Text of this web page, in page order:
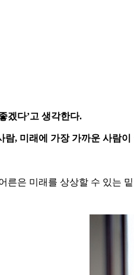
겠다’고 생각한다.
람, 미래에 가장 가까운 사람이
른은 미래를 상상할 수 있는